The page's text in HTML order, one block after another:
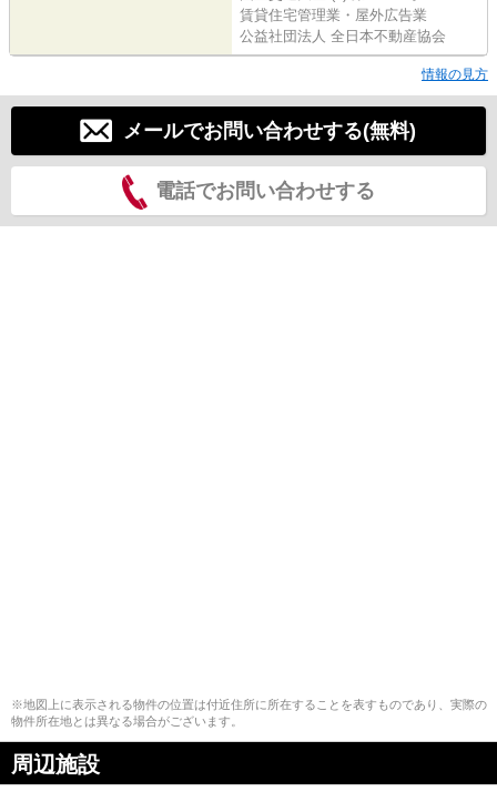
賃貸住宅管理業・屋外広告業
公益社団法人 全日本不動産協会
情報の見方
メールでお問い合わせする(無料)
電話でお問い合わせする
※地図上に表示される物件の位置は付近住所に所在することを表すものであり、実際の
物件所在地とは異なる場合がございます。
周辺施設